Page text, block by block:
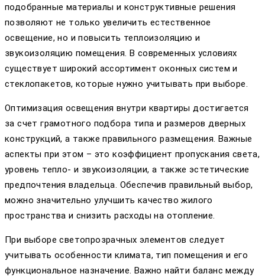
подобранные материалы и конструктивные решения
позволяют не только увеличить естественное
освещение, но и повысить теплоизоляцию и
звукоизоляцию помещения. В современных условиях
существует широкий ассортимент оконных систем и
стеклопакетов, которые нужно учитывать при выборе.
Оптимизация освещения внутри квартиры достигается
за счет грамотного подбора типа и размеров дверных
конструкций, а также правильного размещения. Важные
аспекты при этом – это коэффициент пропускания света,
уровень тепло- и звукоизоляции, а также эстетические
предпочтения владельца. Обеспечив правильный выбор,
можно значительно улучшить качество жилого
пространства и снизить расходы на отопление.
При выборе светопрозрачных элементов следует
учитывать особенности климата, тип помещения и его
функциональное назначение. Важно найти баланс между